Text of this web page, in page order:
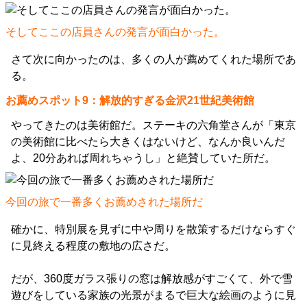
そしてここの店員さんの発言が面白かった。
さて次に向かったのは、多くの人が薦めてくれた場所であ
る。
お薦めスポット9：解放的すぎる金沢21世紀美術館
やってきたのは美術館だ。ステーキの六角堂さんが「東京
の美術館に比べたら大きくはないけど、なんか良いんだ
よ、20分あれば周れちゃうし」と絶賛していた所だ。
今回の旅で一番多くお薦めされた場所だ
確かに、特別展を見ずに中や周りを散策するだけならすぐ
に見終える程度の敷地の広さだ。
だが、360度ガラス張りの窓は解放感がすごくて、外で雪
遊びをしている家族の光景がまるで巨大な絵画のように見